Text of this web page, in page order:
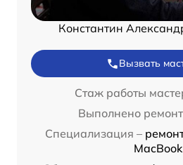
Константин
Вызвать
Стаж работы
Выполнено
Специализация –
MacBook